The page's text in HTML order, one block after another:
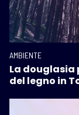
AMBIENTE
La douglasia
del legno in